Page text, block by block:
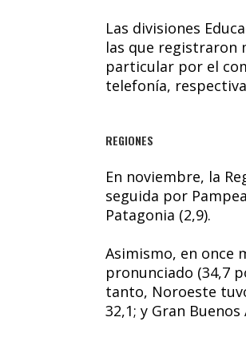
Las divisiones
las que registraron
particular por el
telefonía,
REGIONES
En noviembre, la
seguida por
Patagonia (2,9).
Asimismo, en once
pronunciado (34,7
tanto, Noroeste
32,1; y Gran Buenos